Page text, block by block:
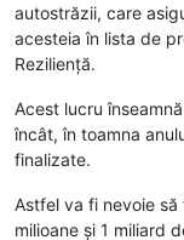
autostrăzii, care
acesteia în lista de
Reziliență.
Acest lucru
încât, în toamna
finalizate.
Astfel va fi nevoie
milioane și 1 miliard